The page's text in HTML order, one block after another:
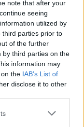
note that after your
seeing
utilized by
third parties prior to
of the further
by third parties on the
information may
the IAB’s List of
disclose it to other
empatou a zero
de Vila Real. No
V.V.V.A. (Viseu,
a formação
de 11
(Vicentinos).